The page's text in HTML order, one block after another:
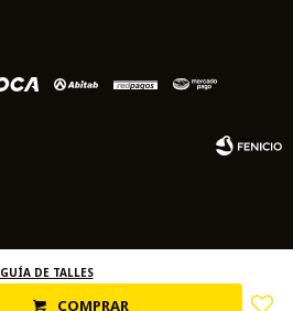
GUÍA DE TALLES
COMPRAR
Fenicio